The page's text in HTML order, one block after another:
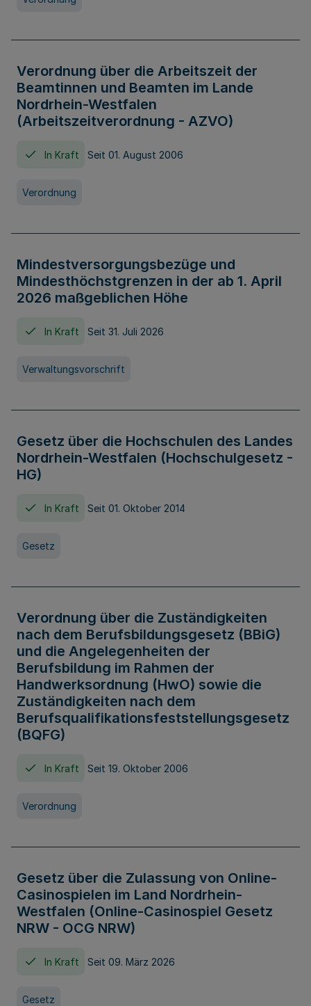
Verordnung über die Arbeitszeit der
Beamtinnen und Beamten im Lande
Nordrhein-Westfalen
(Arbeitszeitverordnung - AZVO)
In Kraft Seit 01. August 2006
Verordnung
Mindestversorgungsbezüge und
Mindesthöchstgrenzen in der ab 1. April
2026 maßgeblichen Höhe
In Kraft Seit 31. Juli 2026
Verwaltungsvorschrift
Gesetz über die Hochschulen des Landes
Nordrhein-Westfalen (Hochschulgesetz -
HG)
In Kraft Seit 01. Oktober 2014
Gesetz
Verordnung über die Zuständigkeiten
nach dem Berufsbildungsgesetz (BBiG)
und die Angelegenheiten der
Berufsbildung im Rahmen der
Handwerksordnung (HwO) sowie die
Zuständigkeiten nach dem
Berufsqualifikationsfeststellungsgesetz
(BQFG)
In Kraft Seit 19. Oktober 2006
Verordnung
Gesetz über die Zulassung von Online-
Casinospielen im Land Nordrhein-
Westfalen (Online-Casinospiel Gesetz
NRW - OCG NRW)
In Kraft Seit 09. März 2026
Gesetz